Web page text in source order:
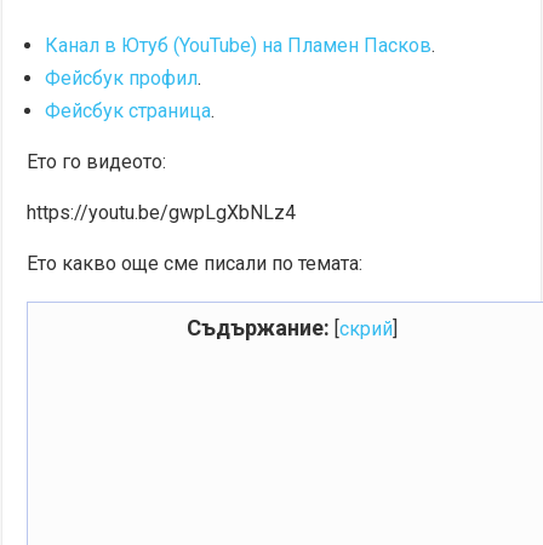
Канал в Ютуб (YouTube) на Пламен Пасков.
Фейсбук профил.
Фейсбук страница.
Ето го видеото:
https://youtu.be/gwpLgXbNLz4
Ето какво още сме писали по темата:
Съдържание: скрий]